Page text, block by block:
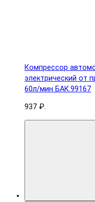
Компрессор
электрический от
60л/мин БАК.99167
937 ₽.